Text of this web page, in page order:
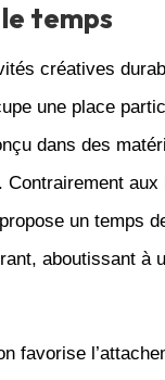
temps
créatives
une place
dans des
Contrairement aux
un temps
aboutissant à
favorise